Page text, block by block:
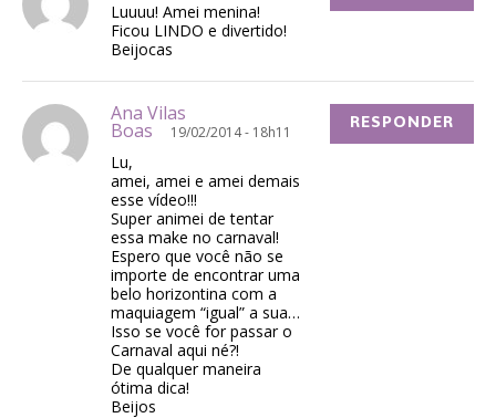
Luuuu! Amei menina!
Ficou LINDO e divertido!
Beijocas
Ana Vilas
Boas 19/02/2014 - 18h11
Lu,
amei, amei e amei demais
esse vídeo!!!
Super animei de tentar
essa make no carnaval!
Espero que você não se
importe de encontrar uma
belo horizontina com a
maquiagem “igual” a sua…
Isso se você for passar o
Carnaval aqui né?!
De qualquer maneira
ótima dica!
Beijos
RESPONDER